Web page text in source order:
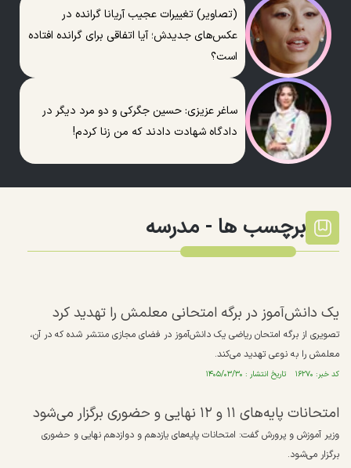
(تصاویر) تغییرات عجیب آریانا گرانده در
عکس‌های جدیدش؛ آیا اتفاقی برای گرانده افتاده
است؟
ساغر عزیزی: حسین جگرکی و دو مرد دیگر در
دادگاه شهادت دادند که من زنا کردم!
برچسب ها - مدرسه
یک دانش‌آموز در برگه امتحانی معلمش را تهدید کرد
تصویری از برگه امتحان ریاضی یک دانش‌آموز در فضای مجازی منتشر شده که در آن،
معلمش را به نوعی تهدید می‌کند.
کد خبر: ۱۶۲۷۰ تاریخ انتشار : ۱۴۰۵/۰۳/۳۰
امتحانات پایه‌های ۱۱ و ۱۲ نهایی و حضوری برگزار می‌شود
وزیر آموزش و پرورش گفت: امتحانات پایه‌های یازدهم و دوازدهم نهایی و حضوری
برگزار می‌شود.